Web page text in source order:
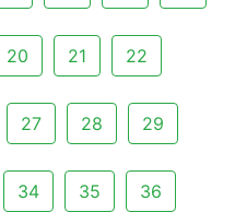
20 21 22
27 28 29
34 35 36